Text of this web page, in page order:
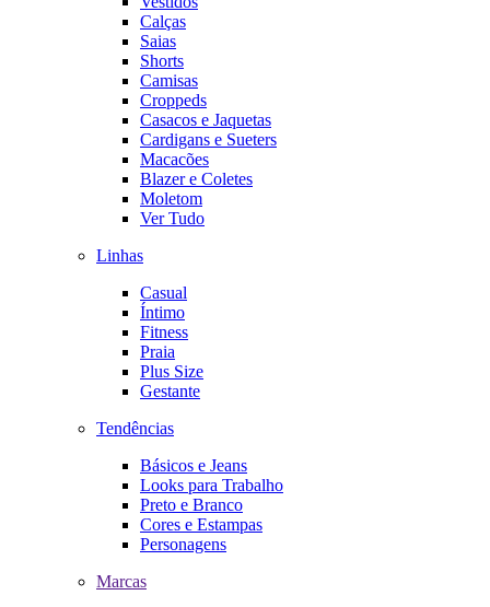
Calças
Saias
Shorts
Camisas
Croppeds
Casacos e Jaquetas
Cardigans e Sueters
Macacões
Blazer e Coletes
Moletom
Ver Tudo
Linhas
Casual
Íntimo
Fitness
Praia
Plus Size
Gestante
Tendências
Básicos e Jeans
Looks para Trabalho
Preto e Branco
Cores e Estampas
Personagens
Marcas